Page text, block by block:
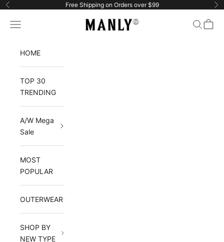
Zum Inhalt springen
Zurück Free Shipping on Orders over $99 Vor
Manlytshirt
Menü Suchen
HOME
TOP 30
TRENDING
A/W Mega
Sale
MOST
POPULAR
OUTERWEAR
SHOP BY
NEW TYPE